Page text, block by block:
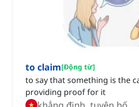
to claim[Động từ]
to say that something is the
providing proof for it